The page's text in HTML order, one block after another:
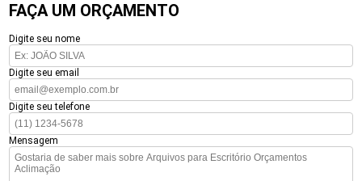
FAÇA UM ORÇAMENTO
Digite seu nome
Digite seu email
Digite seu telefone
Mensagem